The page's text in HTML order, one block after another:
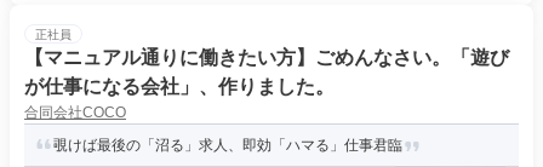
正社員
【マニュアル通りに働きたい方】ごめんなさい。「遊び
が仕事になる会社」、作りました。
合同会社COCO
覗けば最後の「沼る」求人、即効「ハマる」仕事君臨